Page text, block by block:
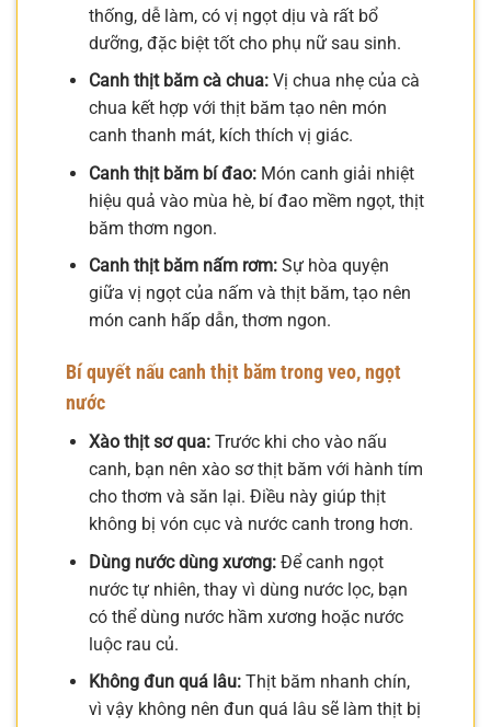
thống, dễ làm, có vị ngọt dịu và rất bổ
dưỡng, đặc biệt tốt cho phụ nữ sau sinh.
Canh thịt băm cà chua:Vị chua nhẹ của cà
chua kết hợp với thịt băm tạo nên món
canh thanh mát, kích thích vị giác.
Canh thịt băm bí đao:Món canh giải nhiệt
hiệu quả vào mùa hè, bí đao mềm ngọt, thịt
băm thơm ngon.
Canh thịt băm nấm rơm:Sự hòa quyện
giữa vị ngọt của nấm và thịt băm, tạo nên
món canh hấp dẫn, thơm ngon.
Bí quyết nấu canh thịt băm trong veo, ngọt
nước
Xào thịt sơ qua:Trước khi cho vào nấu
canh, bạn nên xào sơ thịt băm với hành tím
cho thơm và săn lại. Điều này giúp thịt
không bị vón cục và nước canh trong hơn.
Dùng nước dùng xương:Để canh ngọt
nước tự nhiên, thay vì dùng nước lọc, bạn
có thể dùng nước hầm xương hoặc nước
luộc rau củ.
Không đun quá lâu:Thịt băm nhanh chín,
vì vậy không nên đun quá lâu sẽ làm thịt bị